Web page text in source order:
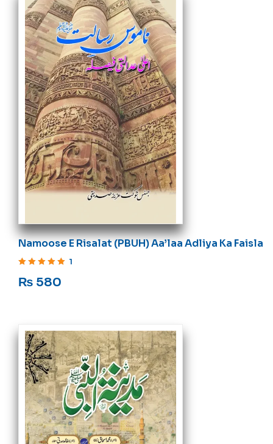
Namoose E Risalat (PBUH) Aa’laa Adliya Ka Faisla
1
₨ 580